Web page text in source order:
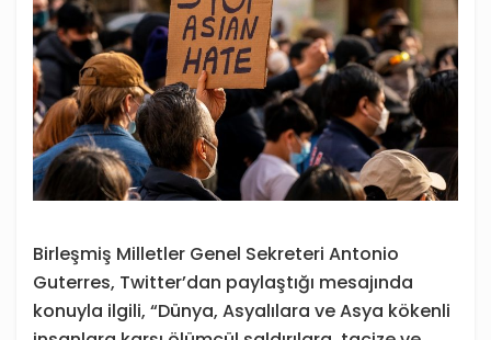
Birleşmiş Milletler Genel Sekreteri Antonio
Guterres, Twitter’dan paylaştığı mesajında
konuyla ilgili, “Dünya, Asyalılara ve Asya kökenli